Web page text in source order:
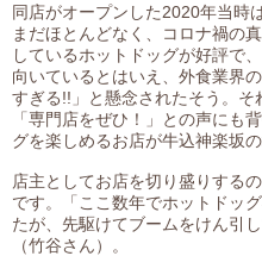
同店がオープンした2020年当時
まだほとんどなく、コロナ禍の
しているホットドッグが好評で
向いているとはいえ、外食業界
すぎる!!」と懸念されたそう。
「専門店をぜひ！」との声にも
グを楽しめるお店が牛込神楽坂
店主としてお店を切り盛りする
です。「ここ数年でホットドッ
たが、先駆けてブームをけん引
（竹谷さん）。